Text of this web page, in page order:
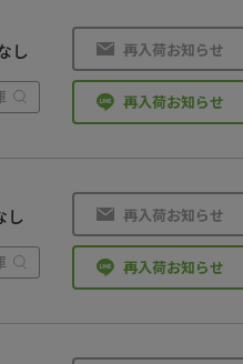
し 再入荷お知らせ
再入荷お知らせ
し 再入荷お知らせ
再入荷お知らせ